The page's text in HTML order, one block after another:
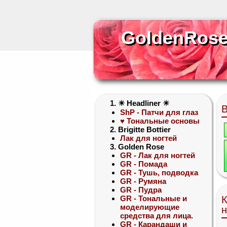
1. ☀ Headliner ☀
ShP - Патчи для глаз
♥ Тональные основы
2. Brigitte Bottier
Лак для ногтей
3. Golden Rose
GR - Лак для ногтей
GR - Помада
GR - Тушь, подводка
GR - Румяна
GR - Пудра
GR - Тональные и
моделирующие
средства для лица.
GR - Карандаши и